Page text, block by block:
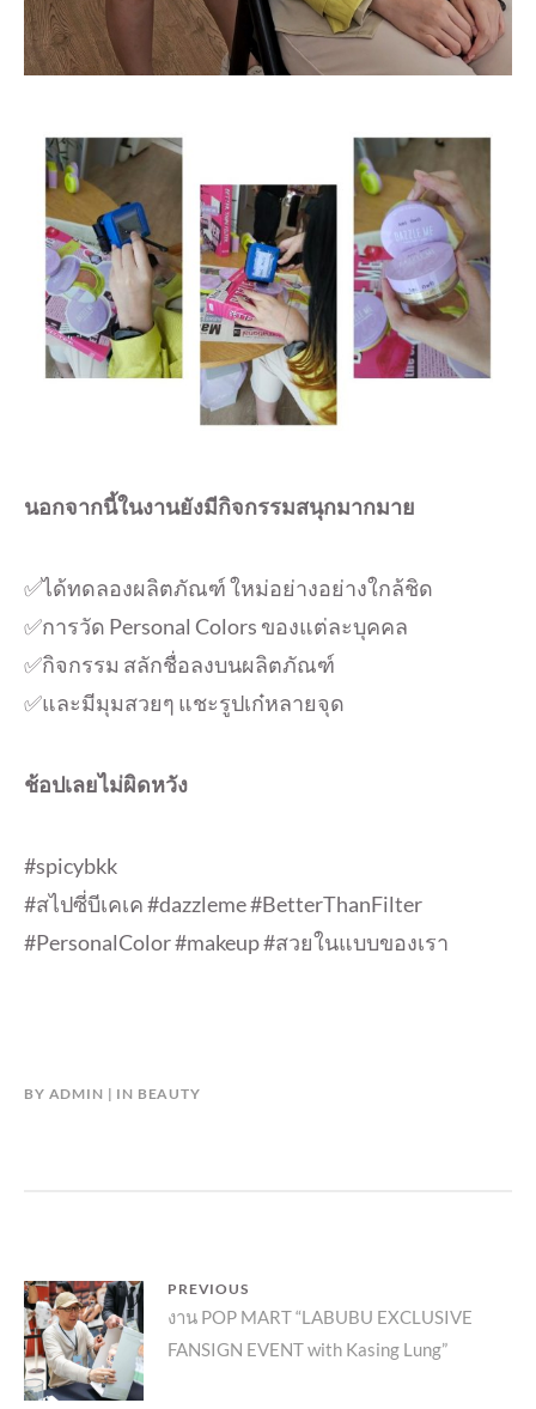
นอกจากนี้ในงานยังมีกิจกรรมสนุกมากมาย
✅️ได้ทดลองผลิตภัณฑ์ ใหม่อย่างอย่างใกล้ชิด
✅️การวัด Personal Colors ของแต่ละบุคคล
✅️กิจกรรม สลักชื่อลงบนผลิตภัณฑ์
✅และ️มีมุมสวยๆ แชะรูปเก๋หลายจุด
ช้อปเลยไม่ผิดหวัง
#spicybkk
#สไปซี่บีเคเค #dazzleme #BetterThanFilter
#PersonalColor #makeup #สวยในแบบของเรา
BY ADMIN IN BEAUTY
แนะแนว
เรื่อง
PREVIOUS
Previous
post:
งาน POP MART “LABUBU EXCLUSIVE
FANSIGN EVENT with Kasing Lung”